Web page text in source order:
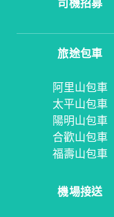
旅途包車
阿里山包車
太平山包車
陽明山包車
合歡山包車
福壽山包車
機場接送